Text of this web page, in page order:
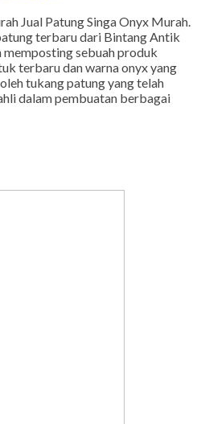
Jual Patung Singa Onyx Murah.
terbaru dari Bintang Antik
memposting sebuah produk
terbaru dan warna onyx yang
tukang patung yang telah
dalam pembuatan berbagai